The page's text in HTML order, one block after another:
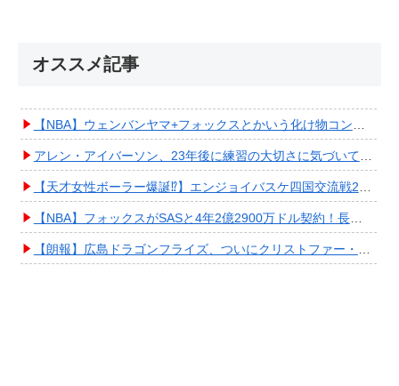
オススメ記事
【NBA】ウェンバンヤマ+フォックスとかいう化け物コンビが爆誕してしまうwwwwwwwwww
アレン・アイバーソン、23年後に練習の大切さに気づいてしまうwwwwwwwwwwww
【天才女性ボーラー爆誕⁉︎】エンジョイバスケ四国交流戦2025 in 香川③ #エアボーズ #427
【NBA】フォックスがSASと4年2億2900万ドル契約！長期確保しPO進出へ期待高まる
【朗報】広島ドラゴンフライズ、ついにクリストファー・スミス獲得キタ━━━━(ﾟ∀ﾟ)━━━━!!